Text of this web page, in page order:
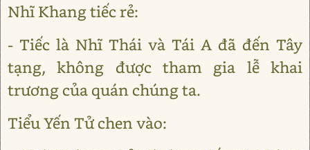
Nhĩ Khang tiếc rẻ:
- Tiếc là Nhĩ Thái và Tái A đã đến Tây
tạng, không được tham gia lễ khai
trương của quán chúng ta.
Tiểu Yến Tử chen vào: